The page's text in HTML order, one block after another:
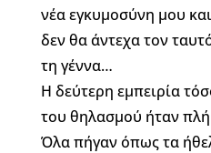
νέα εγκυμοσύνη μου
δεν θα άντεχα τον
τη γέννα…
Η δεύτερη εμπειρία
του θηλασμού ήταν
Όλα πήγαν όπως τα